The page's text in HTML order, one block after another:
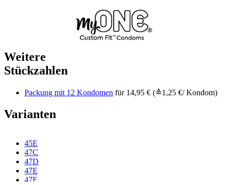
Weitere
Stückzahlen
Packung mit 12 Kondomen für 14,95 € (≙1,25 €/ Kondom)
Varianten
45E
47C
47D
47E
47F